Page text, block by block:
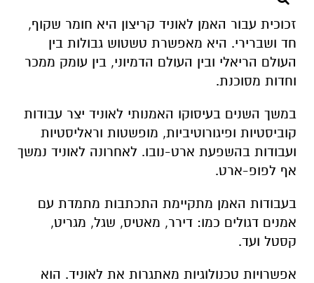
זכוכית עבור האמן לאוניד קריצון היא חומר שקוף,
חד ושברירי. היא מאפשרת טשטוש גבולות בין
העולם הריאלי ובין העולם הדמיוני, בין עומק ממכר
וחדות מסוכנת.
במשך השנים בעיסוקו האמנותי לאוניד יצר עבודות
קוביסטיות ופיגורוטיביות, מופשטות וראליסטיות
ועבודות בהשפעת ארט-נובו. לאחרונה לאוניד נמשך
אף לפופ-ארט.
בעבודות האמן מתקיימת התכתבות מתמדת עם
אמנים דגולים כמו: דירר, מאטיס, שגל, מגריט,
קסטל ועד.
אפשרויות טכנולוגיות מאתגרות את לאוניד. הוא